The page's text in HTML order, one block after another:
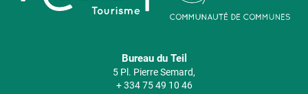
Bureau du Teil
5 Pl. Pierre Semard,
+ 334 75 49 10 46